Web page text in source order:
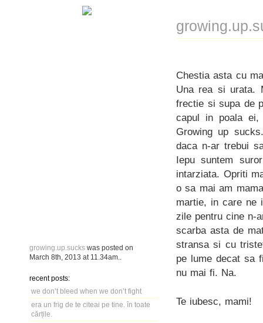
growing.up.sucks was posted on
March 8th, 2013 at 11.34am
recent posts:
we don’t bleed when we don’t fight
era un frig de te citeai pe tine. în toate
cărțile.
Chestia asta cu
Una rea si urata.
frectie si supa de
capul in poala
Growing up
daca n-ar trebui
Iepu suntem
intarziata. Opriti
o sa mai am
martie, in care ne
zile pentru cine n-
scarba asta de
stransa si cu
pe lume decat sa
nu mai fi. Na.
Te iubesc, mami!